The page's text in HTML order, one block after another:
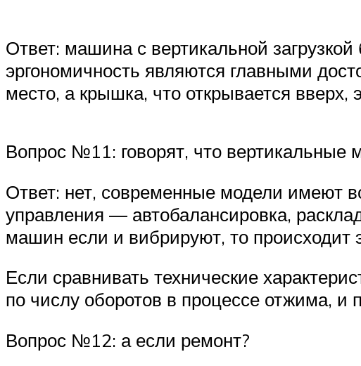
Ответ: машина с вертикальной
эргономичность являются главными
место, а крышка, что открывается вверх,
Вопрос №11: говорят, что
Ответ: нет, современные модели имеют
управления — автобалансировка,
машин если и вибрируют, то происходит
Если сравнивать технические
по числу оборотов в процессе отжима, и
Вопрос №12: а если ремонт?